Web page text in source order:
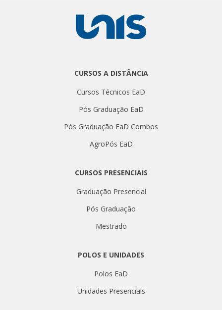
CURSOS A DISTÂNCIA
Cursos Técnicos EaD
Pós Graduação EaD
Pós Graduação EaD Combos
AgroPós EaD
CURSOS PRESENCIAIS
Graduação Presencial
Pós Graduação
Mestrado
POLOS E UNIDADES
Polos EaD
Unidades Presenciais